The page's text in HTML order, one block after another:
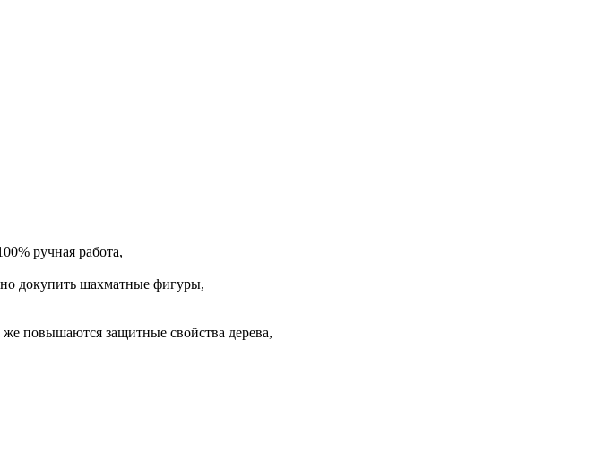
ручная работа,
докупить шахматные фигуры,
повышаются защитные свойства дерева,